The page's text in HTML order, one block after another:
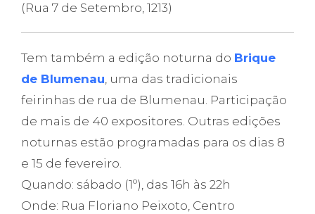
(Rua 7 de Setembro, 1213)
Tem também a edição noturna do Brique
de Blumenau, uma das tradicionais
feirinhas de rua de Blumenau. Participação
de mais de 40 expositores. Outras edições
noturnas estão programadas para os dias 8
e 15 de fevereiro.
Quando: sábado (1º), das 16h às 22h
Onde: Rua Floriano Peixoto, Centro